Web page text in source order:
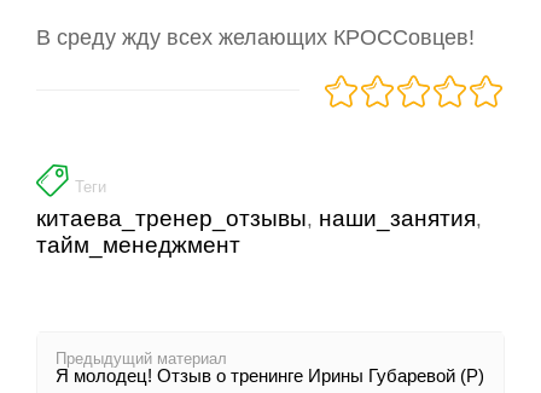
В среду жду всех желающих КРОССовцев!
Теги
китаева_тренер_отзывы, наши_занятия,
тайм_менеджмент
Предыдущий материал
Я молодец! Отзыв о тренинге Ирины Губаревой (Р)